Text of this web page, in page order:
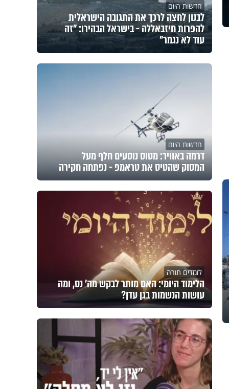
חדשות היום
לבנון לחצה לרכך את התגובה הישראלית
להפרות חיזבאללה - בישראל הבהירו: "זה
עוד לא נגמר"
חדשות היום
דרמה באוויר: מטוס נוסעים חלף מעל
המסוק שהטיס את טראמפ - נפתחה חקירה
לומדים תורה
הלימוד היומי: האם מותר לבקש מה' נס, ומה
עושות הנשמות בגן עדן?